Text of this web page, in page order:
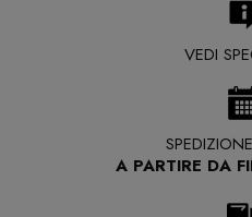
VEDI
A PARTIRE DA